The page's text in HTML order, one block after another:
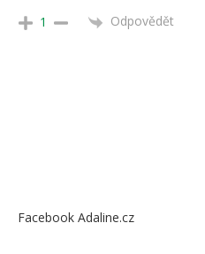
1
Odpovědět
Facebook Adaline.cz